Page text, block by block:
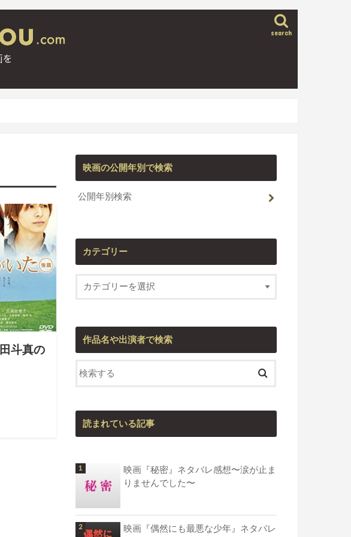
search
斗真の
映画の公開年別で検索
公開年別検索
カテゴリー
作品名や出演者で検索
読まれている記事
映画『秘密』ネタバレ感想〜涙が止ま
りませんでした〜
映画『偶然にも最悪な少年』ネタバレ